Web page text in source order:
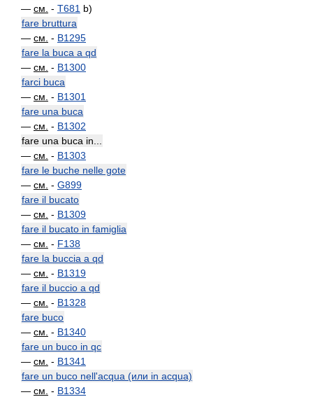
— см. - T681 b)
fare bruttura
— см. - B1295
fare la buca a qd
— см. - B1300
farci buca
— см. - B1301
fare una buca
— см. - B1302
fare una buca in...
— см. - B1303
fare le buche nelle gote
— см. - G899
fare il bucato
— см. - B1309
fare il bucato in famiglia
— см. - F138
fare la buccia a qd
— см. - B1319
fare il buccio a qd
— см. - B1328
fare buco
— см. - B1340
fare un buco in qc
— см. - B1341
fare un buco nell'acqua (или in acqua)
— см. - B1334